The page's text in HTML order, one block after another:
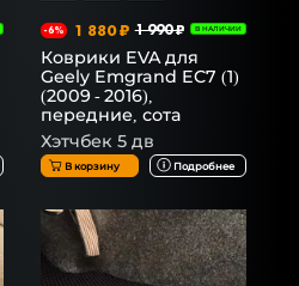
-6% 1 880 ₽ 1 990 ₽ В НАЛИЧИИ
Коврики EVA для
Geely Emgrand EC7 (1)
(2009 - 2016),
передние, сота
Хэтчбек 5 дв
В корзину Подробнее